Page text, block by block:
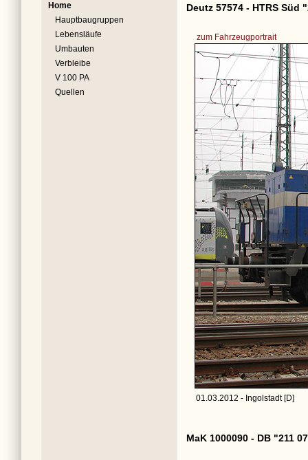
Home
Hauptbaugruppen
Lebensläufe
Umbauten
Verbleibe
V 100 PA
Quellen
Deutz 57574 - HTRS Süd
zum Fahrzeugportrait
01.03.2012 - Ingolstadt [D]
MaK 1000090 - DB "211